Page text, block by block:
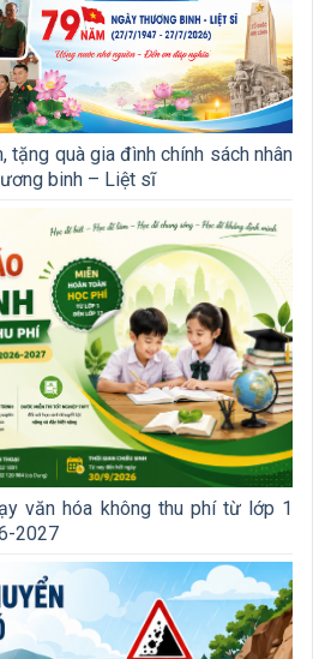
tặng quà gia đình chính sách nhân
binh – Liệt sĩ
văn hóa không thu phí từ lớp 1
2027